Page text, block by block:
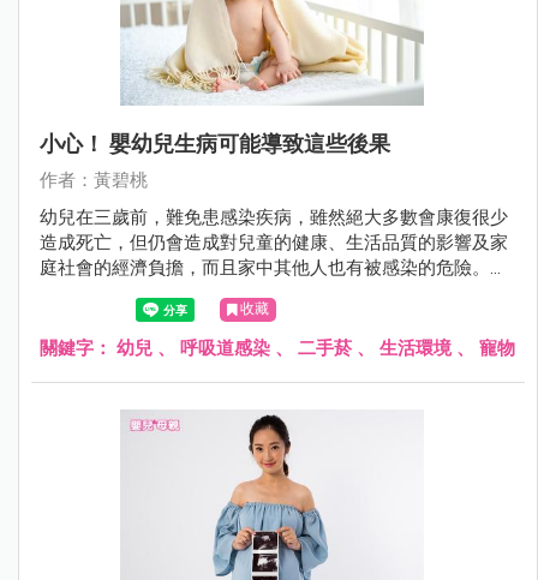
小心！ 嬰幼兒生病可能導致這些後果
作者：黃碧桃
幼兒在三歲前，難免患感染疾病，雖然絕大多數會康復很少
造成死亡，但仍會造成對兒童的健康、生活品質的影響及家
庭社會的經濟負擔，而且家中其他人也有被感染的危險。在
三歲以前的幼兒，到底易患那些常見的感染性疾病及其好發
因素，是值得探討的。
收藏
關鍵字： 幼兒 、 呼吸道感染 、 二手菸 、 生活環境、 寵物